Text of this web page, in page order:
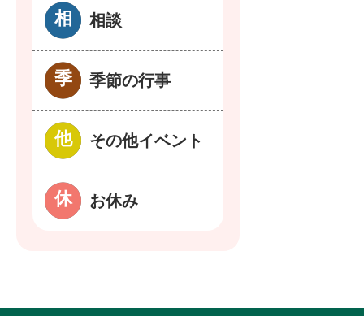
相談
季節の行事
その他イベント
お休み